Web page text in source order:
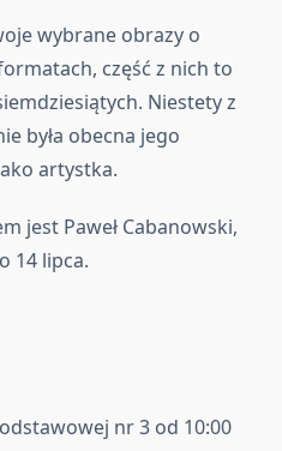
wybrane obrazy o
część z nich to
Niestety z
była obecna jego
artystka.
jest Paweł Cabanowski,
14 lipca.
nr 3 od 10:00